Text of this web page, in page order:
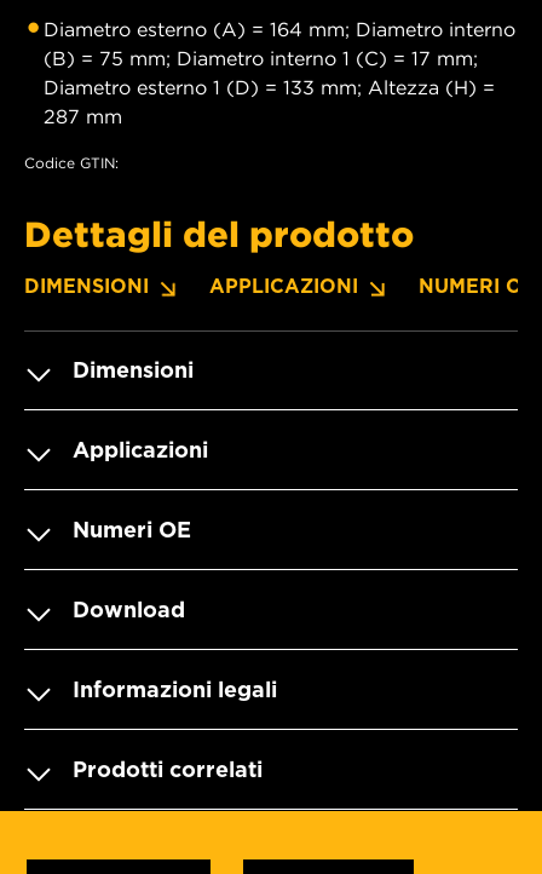
Diametro esterno (A) = 164 mm; Diametro interno
(B) = 75 mm; Diametro interno 1 (C) = 17 mm;
Diametro esterno 1 (D) = 133 mm; Altezza (H) =
287 mm
Codice GTIN:
Dettagli del prodotto
DIMENSIONI APPLICAZIONI NUMERI OE
Dimensioni
Applicazioni
Numeri OE
Download
Informazioni legali
Prodotti correlati